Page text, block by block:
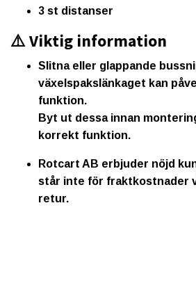
3 st distanser
⚠️ Viktig information
Slitna eller glappande
växelspakslänkaget kan
funktion.
Byt ut dessa innan
korrekt funktion.
Rotcart AB erbjuder nöjd
står inte för fraktkostnader
retur.